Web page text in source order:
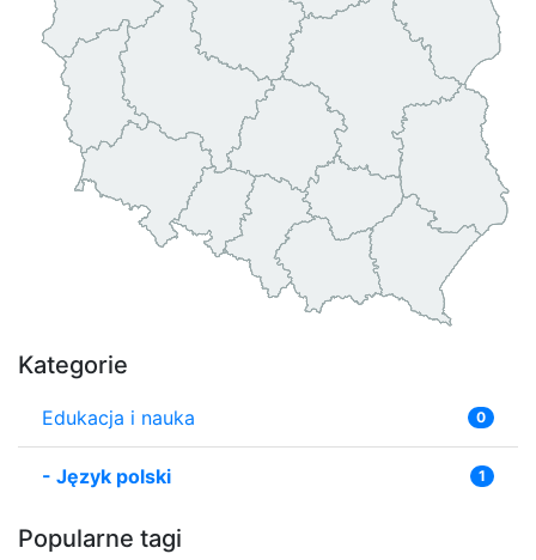
Kategorie
Edukacja i nauka 0
- Język polski 1
Popularne tagi